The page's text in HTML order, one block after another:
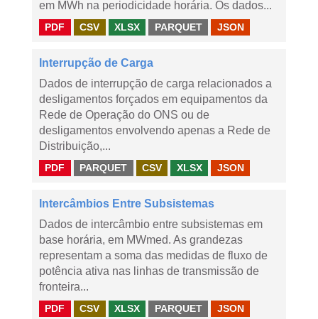
em MWh na periodicidade horária. Os dados...
PDF CSV XLSX PARQUET JSON
Interrupção de Carga
Dados de interrupção de carga relacionados a
desligamentos forçados em equipamentos da
Rede de Operação do ONS ou de
desligamentos envolvendo apenas a Rede de
Distribuição,...
PDF PARQUET CSV XLSX JSON
Intercâmbios Entre Subsistemas
Dados de intercâmbio entre subsistemas em
base horária, em MWmed. As grandezas
representam a soma das medidas de fluxo de
potência ativa nas linhas de transmissão de
fronteira...
PDF CSV XLSX PARQUET JSON